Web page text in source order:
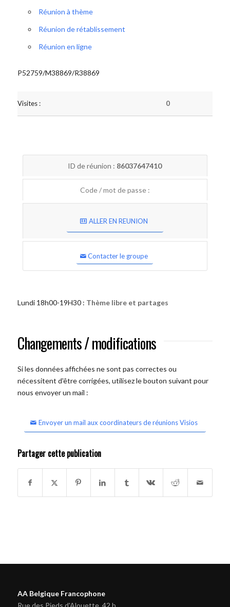
Réunion à thème
Réunion de rétablissement
Réunion en ligne
P52759/M38869/R38869
Visites : 0
ID de réunion : 86037647410
Code / mot de passe :
ALLER EN REUNION
Contacter le groupe
Lundi 18h00-19H30 : Thème libre et partages
Changements / modifications
Si les données affichées ne sont pas correctes ou
nécessitent d'être corrigées, utilisez le bouton suivant pour
nous envoyer un mail :
Envoyer un mail aux coordinateurs de réunions Visios
Partager cette publication
AA Belgique Francophone
Rue des Pieds d'Alouette, 42 b